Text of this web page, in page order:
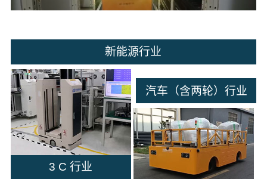
新能源行业
3 C 行业
汽车（含两轮）行业